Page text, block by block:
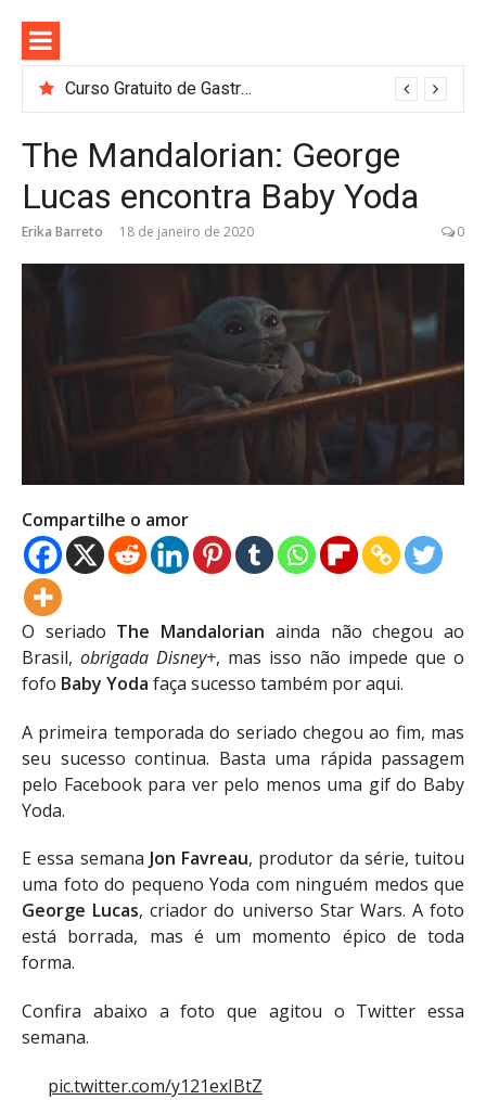
para
conteúdo
Curso Gratuito de Gastronomia e Barismo em SP: Nestlé Abre 100 Vagas
The Mandalorian: George
Lucas encontra Baby Yoda
Erika Barreto 18 de janeiro de 2020 0
Compartilhe o amor
O seriado The Mandalorian ainda não chegou ao
Brasil, obrigada Disney+, mas isso não impede que o
fofo Baby Yoda faça sucesso também por aqui.
A primeira temporada do seriado chegou ao fim, mas
seu sucesso continua. Basta uma rápida passagem
pelo Facebook para ver pelo menos uma gif do Baby
Yoda.
E essa semana Jon Favreau, produtor da série, tuitou
uma foto do pequeno Yoda com ninguém medos que
George Lucas, criador do universo Star Wars. A foto
está borrada, mas é um momento épico de toda
forma.
Confira abaixo a foto que agitou o Twitter essa
semana.
pic.twitter.com/y121exIBtZ